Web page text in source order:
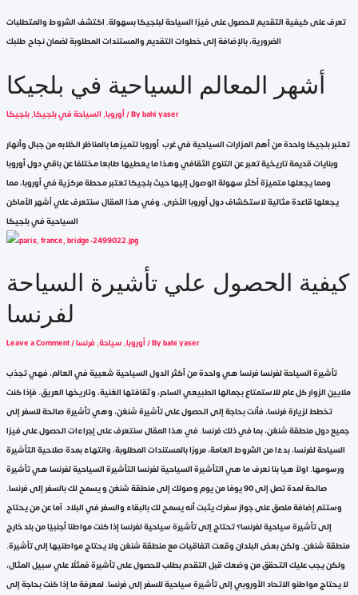
تعرف على كيفية التقديم للحصول على فيزا السياحة لبلجيكا بسهولة. اكتشف الشروط والمتطلبات
الضرورية، بالإضافة إلى خطوات التقديم والمستندات المطلوبة لضمان نجاح طلبك
أشهر المعالم السياحية في بلجيكا
أوروبا,السياحة في بلجيكا,بلجيكا / Bybahi yaser
تعتبر بلجيكا واحدة من أهم المزارات السياحية في غرب أوروبا لتميزها بالمناظر الخلابه من جبال وأنهار
وبنايات قديمة تاريخية تعبر عن التنوع الثقافي وهذا ما يعطيها طابعا مختلفا عن باقي دول أوروبا
ومما يجعلها متميزة أكثر سهولة الوصول إليها حيث بلجيكا تعتبر محطة مركزية في أوروبا، مما
يجعلها قاعدة مثالية لاستكشاف دول أوروبا الأخرى. وفي هذا المقال سنتعرف علي أشهر الأماكن
السياحية في بلجيكا
كيفية الحصول علي تأشيرة السياحة
لفرنسا
Leave a Comment/ أوروبا,سياحة,فرنسا / Bybahi yaser
تأشيرة السياحة لفرنسا فرنسا هي واحدة من أكثر الدول السياحية شعبية في العالم، فهي تجذب
ملايين الزوار كل عام للاستمتاع بجمالها الطبيعي الساحر، وثقافتها الغنية، وتاريخها العريق. فإذا كنت
تخطط لزيارة فرنسا، فأنت بحاجة إلى الحصول على تأشيرة شنغن، وهي تأشيرة صالحة للسفر إلى
جميع دول منطقة شنغن، بما في ذلك فرنسا. في هذا المقال سنتعرف على إجراءات الحصول على فيزا
السياحة لفرنسا، بدءًا من الشروط العامة، مرورًا بالمستندات المطلوبة، وانتهاءً بمدة صلاحية التأشيرة
ورسومها. اولآ هيا بنا نعرف ما هي التأشيرة السياحية لفرنسا التأشيرة السياحية لفرنسا هي تأشيرة
صالحة لمدة تصل إلى 90 يومًا من يوم وصولك إلى منطقة شنغن و يسمح لك بالسفر إلى فرنسا.
وستتم إضافة ملصق على جواز سفرك يثبت أنه يسمح لك بالبقاء والسفر في البلاد. آما عن من يحتاج
إلى تأشيرة سياحية لفرنسا؟ تحتاج إلى تأشيرة سياحية لفرنسا إذا كنت مواطنا أجنبيًا من بلد خارج
منطقة شنغن. ولكن بعض البلدان وقعت اتفاقيات مع منطقة شنغن ولا يحتاج مواطنيها إلى تأشيرة.
ولكن يجب عليك التحقق من وضعك قبل التقدم بطلب للحصول على تأشيرة فمثلًا علي سبيل المثال،
لا يحتاج مواطنو الاتحاد الأوروبي إلى تأشيرة سياحية للسفر إلى فرنسا. لمعرفة ما إذا كنت بحاجة إلى